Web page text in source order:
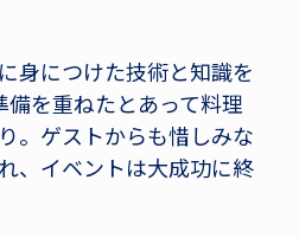
身につけた技術と知識を
を重ねたとあって料理
。ゲストからも惜しみな
、イベントは大成功に終